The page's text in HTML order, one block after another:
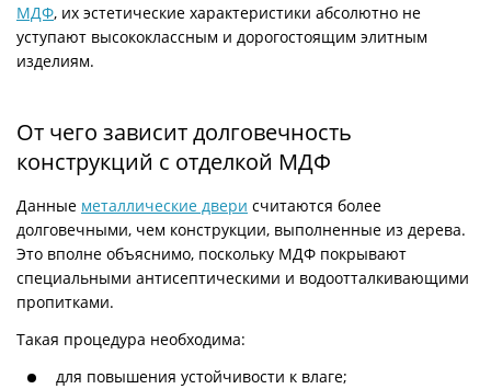
МДФ, их эстетические характеристики абсолютно не
уступают высококлассным и дорогостоящим элитным
изделиям.
От чего зависит долговечность
конструкций с отделкой МДФ
Данные металлические двери считаются более
долговечными, чем конструкции, выполненные из дерева.
Это вполне объяснимо, поскольку МДФ покрывают
специальными антисептическими и водоотталкивающими
пропитками.
Такая процедура необходима:
для повышения устойчивости к влаге;